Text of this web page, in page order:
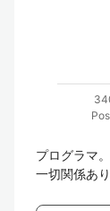
プログラマ
一切関係あり